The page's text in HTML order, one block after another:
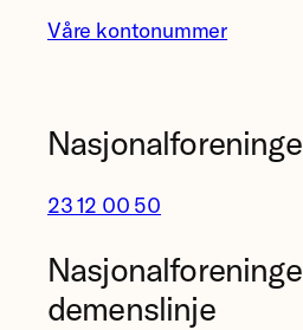
Våre kontonummer
23 12 00 50
demenslinje